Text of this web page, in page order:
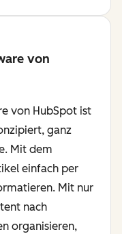
von
von HubSpot ist
ganz
Mit dem
einfach per
Mit nur
nach
organisieren,